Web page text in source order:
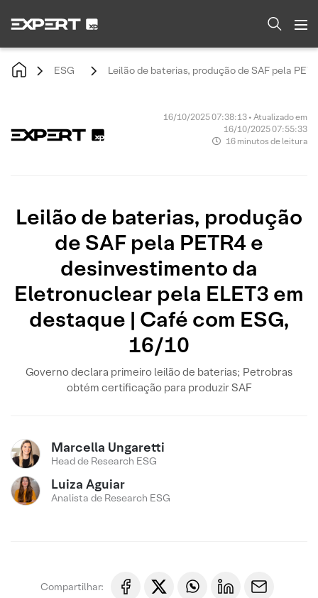
ESG Leilão de baterias, produção de SAF pela
16/10/2025 07:38:13 • Atualizado em
16/10/2025 07:55:33
16 minutos de leitura
Leilão de baterias, produção
de SAF pela PETR4 e
desinvestimento da
Eletronuclear pela ELET3 em
destaque | Café com ESG,
16/10
Governo declara primeiro leilão de baterias; Petrobras
obtém certificação para produzir SAF
Marcella Ungaretti
Head de Research ESG
Luiza Aguiar
Analista de Research ESG
Compartilhar: